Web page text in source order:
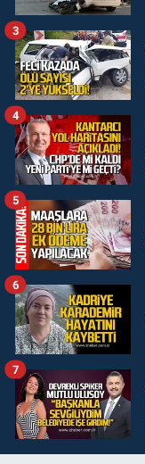
3
4
5
6
7